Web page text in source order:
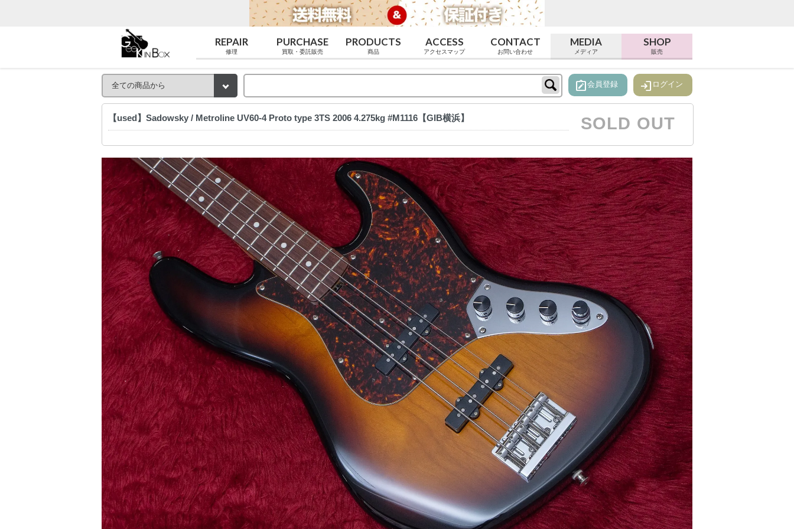
REPAIR
修理
PURCHASE
買取・委託販売
PRODUCTS
商品
ACCESS
アクセスマップ
CONTACT
お問い合わせ
MEDIA
メディア
SHOP
販売
note_alt会員登録 login ログイン
【used】Sadowsky / Metroline UV60-4 Proto type 3TS 2006 4.275kg #M1116【GIB横浜】 SOLD OUT